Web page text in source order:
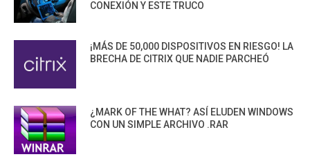
CONEXIÓN Y ESTE TRUCO
¡MÁS DE 50,000 DISPOSITIVOS EN RIESGO! LA
BRECHA DE CITRIX QUE NADIE PARCHEÓ
¿MARK OF THE WHAT? ASÍ ELUDEN WINDOWS
CON UN SIMPLE ARCHIVO .RAR